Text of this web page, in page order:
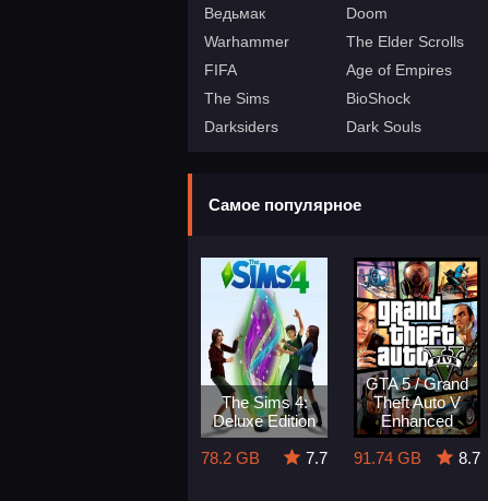
Ведьмак
Doom
Warhammer
The Elder Scrolls
FIFA
Age of Empires
The Sims
BioShock
Darksiders
Dark Souls
Самое популярное
The Sims 4:
Deluxe Edition
78.2 GB
7.7
GTA 5 / Grand
Theft Auto V
Enhanced
91.74 GB
8.7